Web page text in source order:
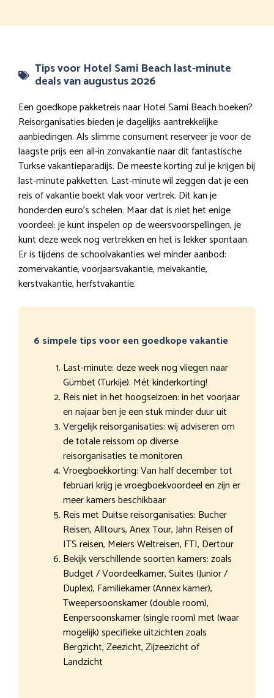
Tips voor Hotel Sami Beach last-minute
deals van augustus 2026
Een goedkope pakketreis naar Hotel Sami Beach boeken?
Reisorganisaties bieden je dagelijks aantrekkelijke
aanbiedingen. Als slimme consument reserveer je voor de
laagste prijs een all-in zonvakantie naar dit fantastische
Turkse vakantieparadijs. De meeste korting zul je krijgen bij
last-minute pakketten. Last-minute wil zeggen dat je een
reis of vakantie boekt vlak voor vertrek. Dit kan je
honderden euro’s schelen. Maar dat is niet het enige
voordeel: je kunt inspelen op de weersvoorspellingen, je
kunt deze week nog vertrekken en het is lekker spontaan.
Er is tijdens de schoolvakanties wel minder aanbod:
zomervakantie, voorjaarsvakantie, meivakantie,
kerstvakantie, herfstvakantie.
6 simpele tips voor een goedkope vakantie
Last-minute: deze week nog vliegen naar
Gümbet (Turkije). Mét kinderkorting!
Reis niet in het hoogseizoen: in het voorjaar
en najaar ben je een stuk minder duur uit
Vergelijk reisorganisaties: wij adviseren om
de totale reissom op diverse
reisorganisaties te monitoren
Vroegboekkorting: Van half december tot
februari krijg je vroegboekvoordeel en zijn er
meer kamers beschikbaar
Reis met Duitse reisorganisaties: Bucher
Reisen, Alltours, Anex Tour, Jahn Reisen of
ITS reisen, Meiers Weltreisen, FTI, Dertour
Bekijk verschillende soorten kamers: zoals
Budget / Voordeelkamer, Suites (Junior /
Duplex), Familiekamer (Annex kamer),
Tweepersoonskamer (double room),
Eenpersoonskamer (single room) met (waar
mogelijk) specifieke uitzichten zoals
Bergzicht, Zeezicht, Zijzeezicht of
Landzicht